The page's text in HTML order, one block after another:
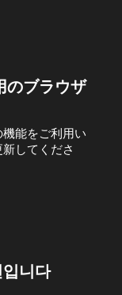
のブラウザ
能をご利用い
してくださ
니다